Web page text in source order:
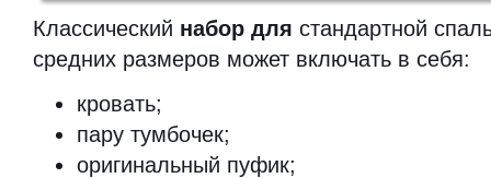
Классический набор для стандартной
средних размеров может включать в себя:
кровать;
пару тумбочек;
оригинальный пуфик;